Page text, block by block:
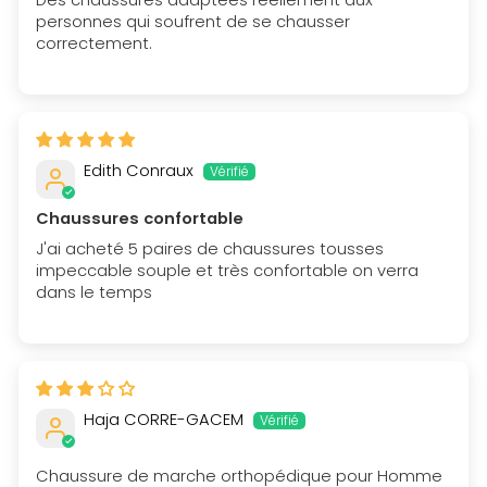
personnes qui soufrent de se chausser
correctement.
Edith Conraux
Chaussures confortable
J'ai acheté 5 paires de chaussures tousses
impeccable souple et très confortable on verra
dans le temps
Haja CORRE-GACEM
Chaussure de marche orthopédique pour Homme